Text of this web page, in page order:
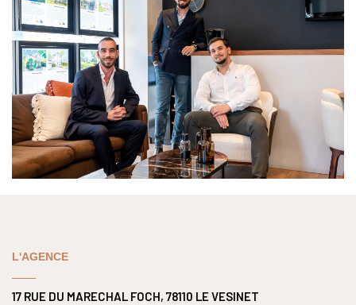
L'AGENCE
17 RUE DU MARECHAL FOCH, 78110 LE VESINET